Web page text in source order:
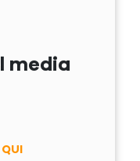
media